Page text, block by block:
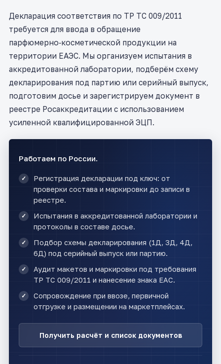
Декларация соответствия по ТР ТС 009/2011
требуется для ввода в обращение
парфюмерно‑косметической продукции на
территории ЕАЭС. Мы организуем испытания в
аккредитованной лаборатории, подберём схему
декларирования под партию или серийный выпуск,
подготовим досье и зарегистрируем документ в
реестре Росаккредитации с использованием
усиленной квалифицированной ЭЦП.
Работаем по России.
Регистрация декларации под ключ: от
проверки состава и маркировки до записи в
реестре.
Испытания в аккредитованной лаборатории и
протоколы в составе досье.
Подбор схемы декларирования (1Д, 3Д, 4Д,
6Д) под серийный выпуск или партию.
Аудит макетов и маркировки под требования
ТР ТС 009/2011 и нанесение знака ЕАС.
Сопровождение при ввозе, первичной
отгрузке и размещении на маркетплейсах.
Получить расчёт и список документов